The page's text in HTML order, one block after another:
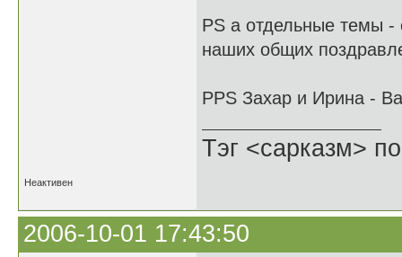
PS а отдельные темы -
наших общих
PPS Захар и Ирина -
Тэг <сарказм>
Неактивен
2006-10-01 17:43:50